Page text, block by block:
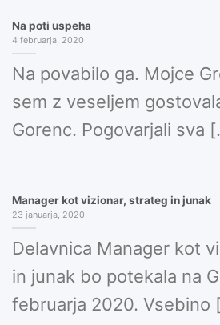
Na poti uspeha
4 februarja, 2020
Na povabilo ga. Mojce
sem z veseljem
Gorenc. Pogovarjali sva
Manager kot vizionar, strateg in junak
23 januarja, 2020
Delavnica Manager kot
in junak bo potekala na
februarja 2020. Vsebino